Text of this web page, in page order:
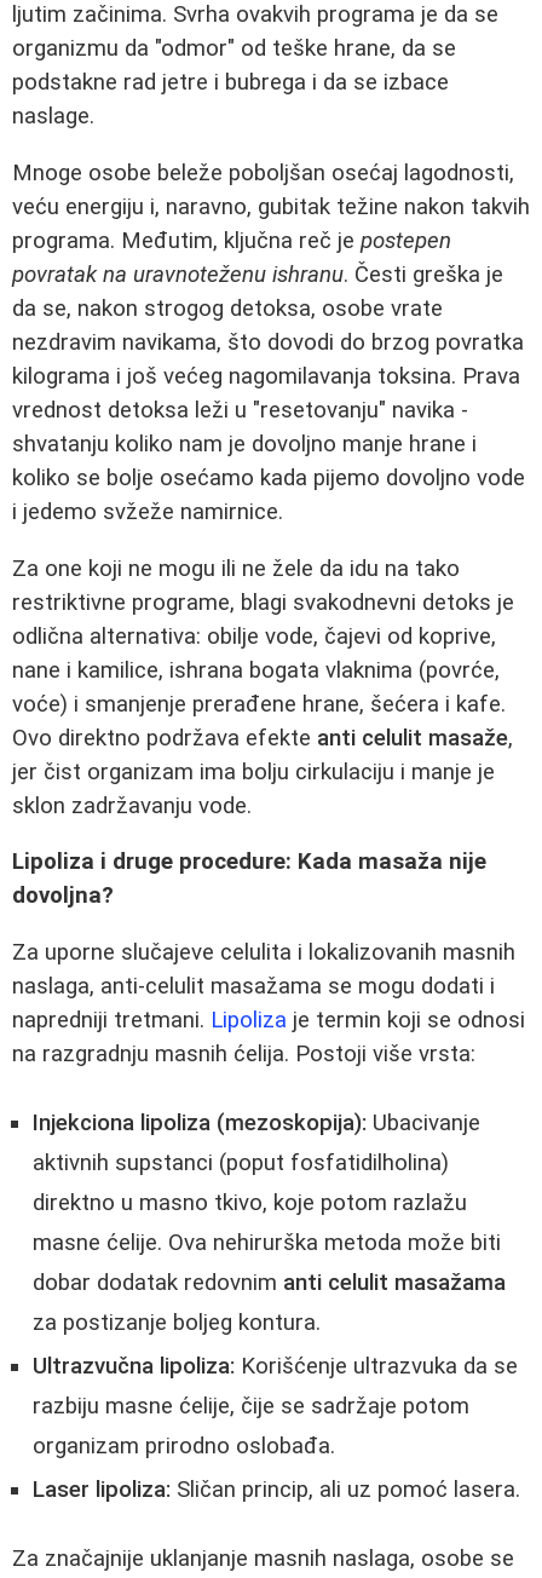
ljutim začinima. Svrha ovakvih programa je da se
organizmu da "odmor" od teške hrane, da se
podstakne rad jetre i bubrega i da se izbace
naslage.
Mnoge osobe beleže poboljšan osećaj lagodnosti,
veću energiju i, naravno, gubitak težine nakon takvih
programa. Međutim, ključna reč je postepen
povratak na uravnoteženu ishranu. Česti greška je
da se, nakon strogog detoksa, osobe vrate
nezdravim navikama, što dovodi do brzog povratka
kilograma i još većeg nagomilavanja toksina. Prava
vrednost detoksa leži u "resetovanju" navika -
shvatanju koliko nam je dovoljno manje hrane i
koliko se bolje osećamo kada pijemo dovoljno vode
i jedemo svžeže namirnice.
Za one koji ne mogu ili ne žele da idu na tako
restriktivne programe, blagi svakodnevni detoks je
odlična alternativa: obilje vode, čajevi od koprive,
nanе i kamilice, ishrana bogata vlaknima (povrće,
voće) i smanjenje prerađene hrane, šećera i kafe.
Ovo direktno podržava efekte anti celulit masaže,
jer čist organizam ima bolju cirkulaciju i manje je
sklon zadržavanju vode.
Lipoliza i druge procedure: Kada masaža nije
dovoljna?
Za uporne slučajeve celulita i lokalizovanih masnih
naslaga, anti-celulit masažama se mogu dodati i
napredniji tretmani. Lipoliza je termin koji se odnosi
na razgradnju masnih ćelija. Postoji više vrsta:
Injekciona lipoliza (mezoskopija): Ubacivanje
aktivnih supstanci (poput fosfatidilholina)
direktno u masno tkivo, koje potom razlažu
masne ćelije. Ova nehirurška metoda može biti
dobar dodatak redovnim anti celulit masažama
za postizanje boljeg kontura.
Ultrazvučna lipoliza: Korišćenje ultrazvuka da se
razbiju masne ćelije, čije se sadržaje potom
organizam prirodno oslobađa.
Laser lipoliza: Sličan princip, ali uz pomoć lasera.
Za značajnije uklanjanje masnih naslaga, osobe se